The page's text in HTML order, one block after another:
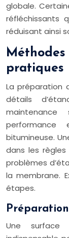
globale.
réfléchissants
réduisant ainsi
pratiques
La préparation
détails
performance
bitumineuse.
dans les
problèmes
la membrane.
étapes.
Une